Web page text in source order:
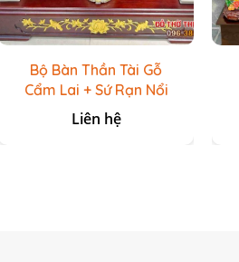
Bộ Bàn Thần Tài Gỗ
Cẩm Lai + Sứ Rạn Nổi
Vẽ Vàng 24k
Liên hệ